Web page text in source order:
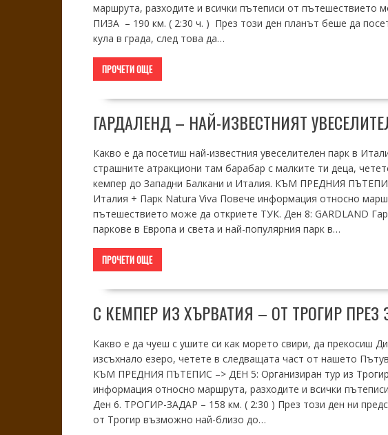
маршрута, разходите и всички пътеписи от пътешествието
ПИЗА – 190 км. ( 2:30 ч. ) През този ден планът беше да
кула в града, след това да…
ПРОЧЕТИ ОЩЕ
ГАРДАЛЕНД – НАЙ-ИЗВЕСТНИЯТ
Какво е да посетиш най-известния увеселителен парк в
страшните атракциони там барабар с малките ти деца,
кемпер до Западни Балкани и Италия. КЪМ ПРЕДНИЯ
Италия + Парк Natura Viva Повече информация относно
пътешествието може да откриете ТУК. Ден 8: GARDLAND
паркове в Европа и света и най-популярния парк в…
ПРОЧЕТИ ОЩЕ
С КЕМПЕР ИЗ ХЪРВАТИЯ – ОТ ТРОГИР
Какво е да чуеш с ушите си как морето свири, да прекосиш
изсъхнало езеро, четете в следващата част от нашето
КЪМ ПРЕДНИЯ ПЪТЕПИС –> ДЕН 5: Организиран тур из
информация относно маршрута, разходите и всички
Ден 6. ТРОГИР-ЗАДАР – 158 км. ( 2:30 ) През този ден ни
от Трогир възможно най-близо до…